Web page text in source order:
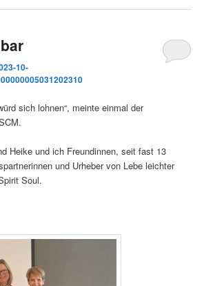
10-
sich lohnen“, meinte einmal der
Heike und ich Freundinnen, seit fast 13
und Urheber von Lebe leichter
Soul.